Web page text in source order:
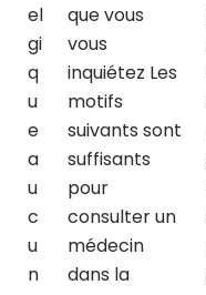
el
gi
q
u
e
a
u
c
u
n
que vous
vous
inquiétez Les
motifs
suivants sont
suffisants
pour
consulter un
médecin
dans la